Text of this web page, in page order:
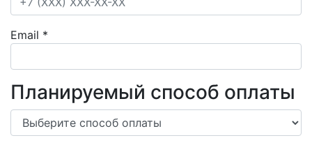
Email *
Планируемый способ оплаты